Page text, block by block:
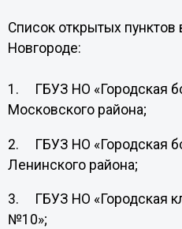
Список открытых
Новгороде:
1. ГБУЗ НО «Городская
Московского района;
2. ГБУЗ НО «Городская
Ленинского района;
3. ГБУЗ НО «Городская
№10»;